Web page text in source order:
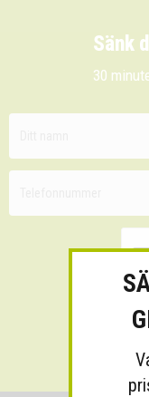
Sänk
30